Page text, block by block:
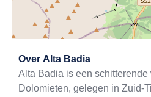
Over Alta Badia
Alta Badia is een
Dolomieten, gelegen in Zuid-